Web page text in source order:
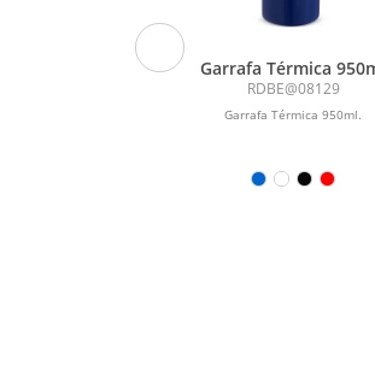
Garrafa Térmica
RDBE@08129
Garrafa Térmica 950ml.